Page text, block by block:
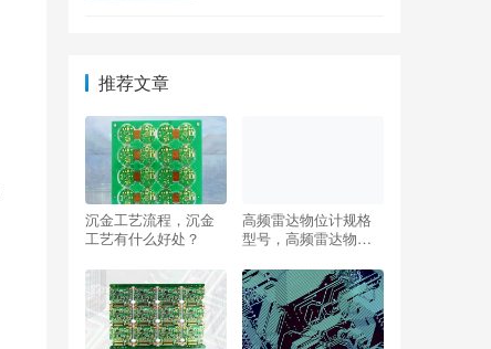
推荐文章
沉金工艺流程，沉金
工艺有什么好处？
高频雷达物位计规格
型号，高频雷达物位